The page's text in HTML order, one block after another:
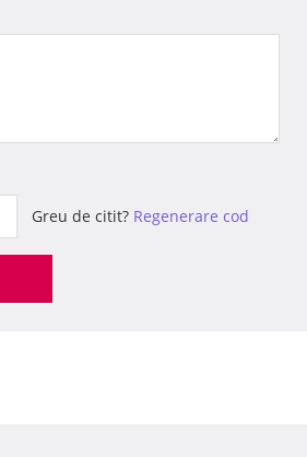
Greu de citit? Regenerare cod